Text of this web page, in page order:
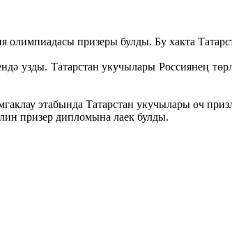
олимпиадасы призеры булды. Бу хакта
узды. Татарстан укучылары Россиянең
этабында Татарстан укучылары өч
призер дипломына лаек булды.